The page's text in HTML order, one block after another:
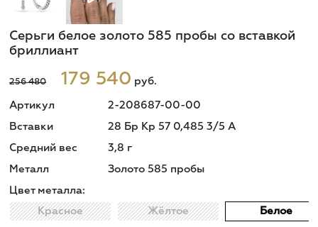
Серьги белое золото 585 пробы со вставкой
бриллиант
256 480 179 540 руб.
Артикул 2-208687-00-00
Вставки 28 Бр Кр 57 0,485 3/5 А
Средний вес 3,8 г
Металл Золото 585 пробы
Цвет металла:
Красное Жёлтое Белое